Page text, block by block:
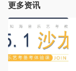
更多资讯